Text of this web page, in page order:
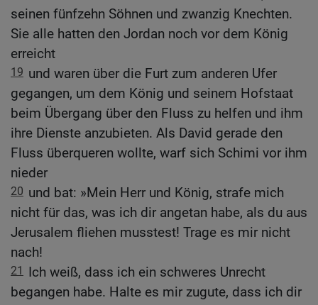
seinen fünfzehn Söhnen und zwanzig Knechten.
Sie alle hatten den Jordan noch vor dem König
erreicht
19 und waren über die Furt zum anderen Ufer
gegangen, um dem König und seinem Hofstaat
beim Übergang über den Fluss zu helfen und ihm
ihre Dienste anzubieten. Als David gerade den
Fluss überqueren wollte, warf sich Schimi vor ihm
nieder
20 und bat: »Mein Herr und König, strafe mich
nicht für das, was ich dir angetan habe, als du aus
Jerusalem fliehen musstest! Trage es mir nicht
nach!
21 Ich weiß, dass ich ein schweres Unrecht
begangen habe. Halte es mir zugute, dass ich dir